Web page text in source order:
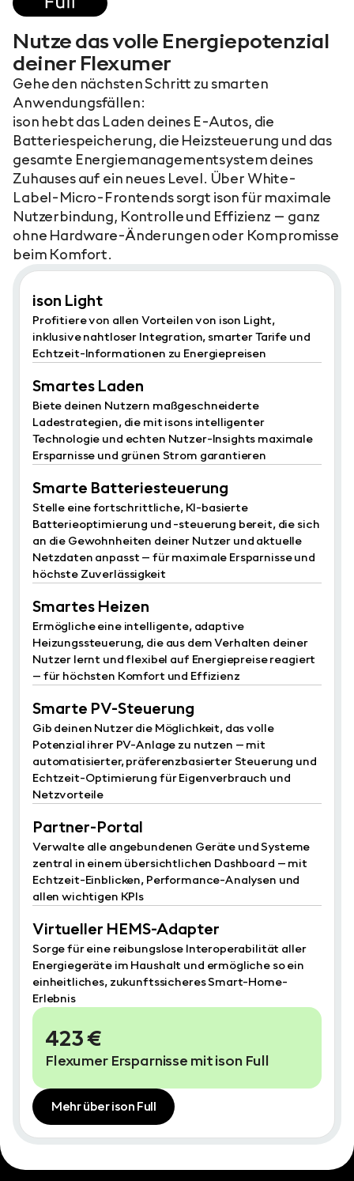
Nutze das volle Energiepotenzial
deiner Flexumer
Gehe den nächsten Schritt zu smarten
Anwendungsfällen:
ison hebt das Laden deines E-Autos, die
Batteriespeicherung, die Heizsteuerung und das
gesamte Energiemanagementsystem deines
Zuhauses auf ein neues Level. Über White-
Label-Micro-Frontends sorgt ison für maximale
Nutzerbindung, Kontrolle und Effizienz – ganz
ohne Hardware-Änderungen oder Kompromisse
beim Komfort.
ison Light
Profitiere von allen Vorteilen von ison Light,
inklusive nahtloser Integration, smarter Tarife und
Echtzeit-Informationen zu Energiepreisen
Smartes Laden
Biete deinen Nutzern maßgeschneiderte
Ladestrategien, die mit isons intelligenter
Technologie und echten Nutzer-Insights maximale
Ersparnisse und grünen Strom garantieren
Smarte Batteriesteuerung
Stelle eine fortschrittliche, KI-basierte
Batterieoptimierung und -steuerung bereit, die sich
an die Gewohnheiten deiner Nutzer und aktuelle
Netzdaten anpasst – für maximale Ersparnisse und
höchste Zuverlässigkeit
Smartes Heizen
Ermögliche eine intelligente, adaptive
Heizungssteuerung, die aus dem Verhalten deiner
Nutzer lernt und flexibel auf Energiepreise reagiert
– für höchsten Komfort und Effizienz
Smarte PV-Steuerung
Gib deinen Nutzer die Möglichkeit, das volle
Potenzial ihrer PV-Anlage zu nutzen – mit
automatisierter, präferenzbasierter Steuerung und
Echtzeit-Optimierung für Eigenverbrauch und
Netzvorteile
Partner-Portal
Verwalte alle angebundenen Geräte und Systeme
zentral in einem übersichtlichen Dashboard – mit
Echtzeit-Einblicken, Performance-Analysen und
allen wichtigen KPIs
Virtueller HEMS-Adapter
Sorge für eine reibungslose Interoperabilität aller
Energiegeräte im Haushalt und ermögliche so ein
einheitliches, zukunftssicheres Smart-Home-
Erlebnis
423 €
Flexumer Ersparnisse mit ison Full
Mehr über ison Full